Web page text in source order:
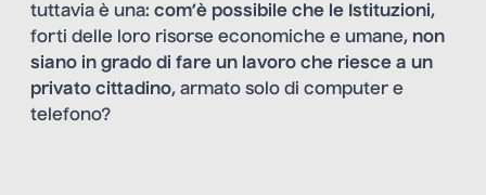
tuttavia è una: com’è possibile che le Istituzioni,
forti delle loro risorse economiche e umane, non
siano in grado di fare un lavoro che riesce a un
privato cittadino, armato solo di computer e
telefono?